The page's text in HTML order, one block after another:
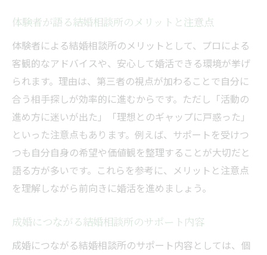
体験者が語る結婚相談所のメリットと注意点
体験者による結婚相談所のメリットとして、プロによる
客観的なアドバイスや、安心して婚活できる環境が挙げ
られます。理由は、第三者の視点が加わることで自分に
合う相手探しが効率的に進むからです。ただし「活動の
進め方に迷いが出た」「理想とのギャップに戸惑った」
といった注意点もあります。例えば、サポートを受けつ
つも自分自身の希望や価値観を整理することが大切だと
語る方が多いです。これらを参考に、メリットと注意点
を理解しながら前向きに婚活を進めましょう。
成婚につながる結婚相談所のサポート内容
成婚につながる結婚相談所のサポート内容としては、個